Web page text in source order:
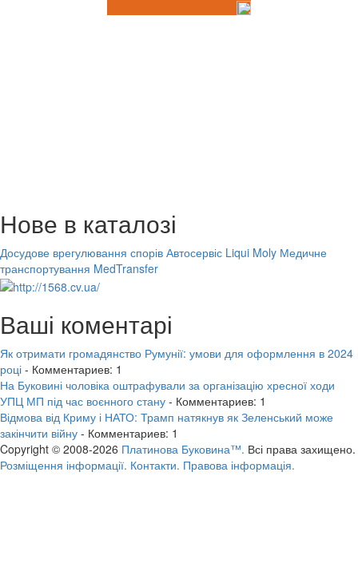
Нове в каталозі
Досудове врегулювання спорів Автосервіс Liqui Moly Медичне
транспортування MedTransfer
Ваші коментарі
Як отримати громадянство Румунії: умови для оформлення в 2024
році - Комментариев: 1
На Буковині чоловіка оштрафували за організацію хресної ходи
УПЦ МП під час воєнного стану - Комментариев: 1
Відмова від Криму і НАТО: Трамп натякнув як Зеленський може
закінчити війну - Комментариев: 1
Copyright © 2008-2026 Платинова Буковина™. Всі права захищено.
Розміщення інформації. Контакти. Правова інформація.